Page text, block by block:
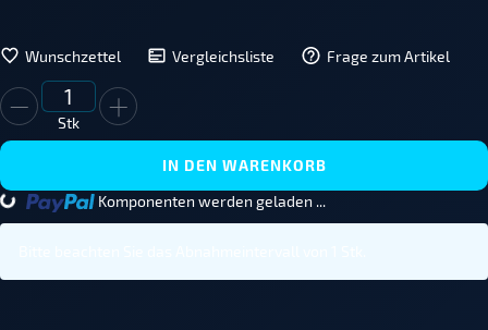
Stk
IN DEN WARENKORB
Komponenten werden geladen ...
Wunschzettel Vergleichsliste Frage zum Artikel